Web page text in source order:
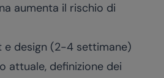
aumenta il rischio di
e design (2-4 settimane)
attuale, definizione dei